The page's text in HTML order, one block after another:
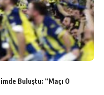
Buluştu: “Maçı O